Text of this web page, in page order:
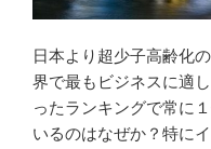
日本より超少子高齢化
界で最もビジネスに適
ったランキングで常に
いるのはなぜか？特に